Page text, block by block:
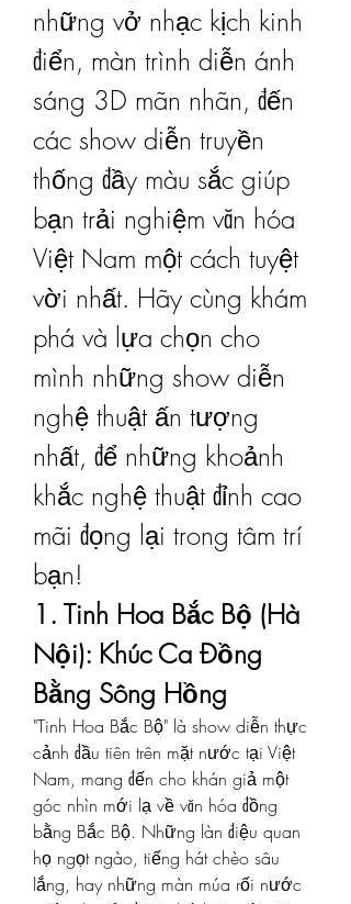
những vở nhạc kịch kinh
điển, màn trình diễn ánh
sáng 3D mãn nhãn, đến
các show diễn truyền
thống đầy màu sắc giúp
bạn trải nghiệm văn hóa
Việt Nam một cách tuyệt
vời nhất. Hãy cùng khám
phá và lựa chọn cho
mình những show diễn
nghệ thuật ấn tượng
nhất, để những khoảnh
khắc nghệ thuật đỉnh cao
mãi đọng lại trong tâm trí
bạn!
1. Tinh Hoa Bắc Bộ (Hà
Nội): Khúc Ca Đồng
Bằng Sông Hồng
"Tinh Hoa Bắc Bộ" là show diễn thực
cảnh đầu tiên trên mặt nước tại Việt
Nam, mang đến cho khán giả một
góc nhìn mới lạ về văn hóa đồng
bằng Bắc Bộ. Những làn điệu quan
họ ngọt ngào, tiếng hát chèo sâu
lắng, hay những màn múa rối nước